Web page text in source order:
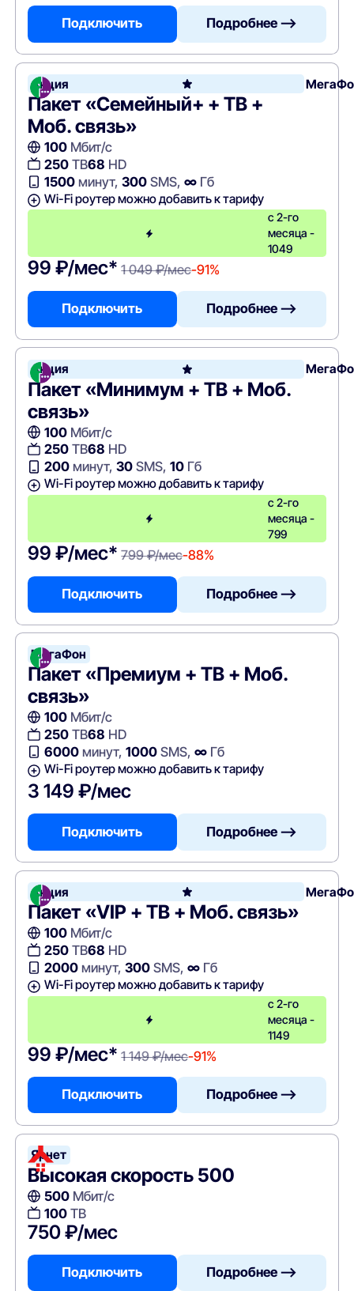
Подключить Подробнее —>
Акция
Пакет «Семейный+ + ТВ +
Моб. связь»
100Мбит/с
250ТВ68 HD
1500минут, 300SMS, ∞Гб
Wi-Fi роутер можно добавить к тарифу
с 2-го
месяца -
1049
99 ₽/мес* 1 049 ₽/мес-91%
Подключить Подробнее —>
Акция
Пакет «Минимум + ТВ + Моб.
связь»
100Мбит/с
250ТВ68 HD
200минут, 30SMS, 10Гб
Wi-Fi роутер можно добавить к тарифу
с 2-го
месяца -
799
99 ₽/мес* 799 ₽/мес-88%
Подключить Подробнее —>
МегаФон
Пакет «Премиум + ТВ + Моб.
связь»
100Мбит/с
250ТВ68 HD
6000минут, 1000SMS, ∞Гб
Wi-Fi роутер можно добавить к тарифу
3 149 ₽/мес
Подключить Подробнее —>
Акция
Пакет «VIP + ТВ + Моб. связь»
100Мбит/с
250ТВ68 HD
2000минут, 300SMS, ∞Гб
Wi-Fi роутер можно добавить к тарифу
с 2-го
месяца -
1149
99 ₽/мес* 1 149 ₽/мес-91%
Подключить Подробнее —>
Ярнет
Высокая скорость 500
500Мбит/с
100ТВ
750 ₽/мес
Подключить Подробнее —>